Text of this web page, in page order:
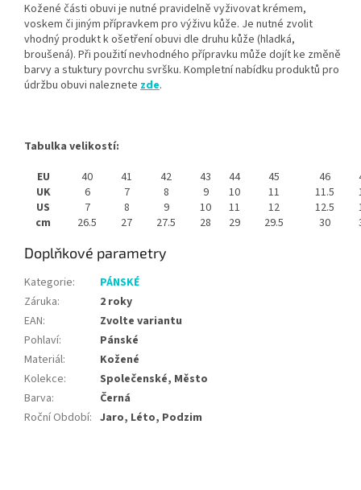
Kožené části obuvi je nutné pravidelně vyživovat krémem,
voskem či jiným přípravkem pro výživu kůže. Je nutné zvolit
vhodný produkt k ošetření obuvi dle druhu kůže (hladká,
broušená). Při použití nevhodného přípravku může dojít ke změně
barvy a stuktury povrchu svršku. Kompletní nabídku produktů pro
údržbu obuvi naleznete zde.
Tabulka velikostí:
EU
40 41 42 43 44 45 46
UK
6 7 8 9 10 11 11.5
US
7 8 9 10 11 12 12.5
cm
26.5 27 27.5 28 29 29.5 30
Doplňkové parametry
Kategorie:
PÁNSKÉ
Záruka:
2 roky
EAN:
Zvolte variantu
Pohlaví:
Pánské
Materiál:
Kožené
Kolekce:
Společenské, Město
Barva:
Černá
Roční Období: Jaro, Léto, Podzim